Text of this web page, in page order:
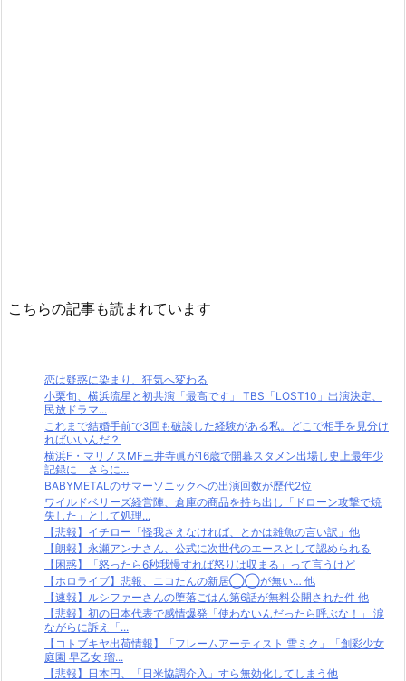
こちらの記事も読まれています
恋は疑惑に染まり、狂気へ変わる
小栗旬、横浜流星と初共演「最高です」 TBS「LOST10」出演決定、
民放ドラマ...
これまで結婚手前で3回も破談した経験がある私。どこで相手を見分け
ればいいんだ？
横浜F・マリノスMF三井寺眞が16歳で開幕スタメン出場し史上最年少
記録に さらに...
BABYMETALのサマーソニックへの出演回数が歴代2位
ワイルドベリーズ経営陣、倉庫の商品を持ち出し「ドローン攻撃で焼
失した」として処理...
【悲報】イチロー「怪我さえなければ、とかは雑魚の言い訳」他
【朗報】永瀬アンナさん、公式に次世代のエースとして認められる
【困惑】「怒ったら6秒我慢すれば怒りは収まる」って言うけど
【ホロライブ】悲報、ニコたんの新居◯◯が無い… 他
【速報】ルシファーさんの堕落ごはん第6話が無料公開された件 他
【悲報】初の日本代表で感情爆発「使わないんだったら呼ぶな！」 涙
ながらに訴え「...
【コトブキヤ出荷情報】「フレームアーティスト 雪ミク」「創彩少女
庭園 早乙女 瑠...
【悲報】日本円、「日米協調介入」すら無効化してしまう他